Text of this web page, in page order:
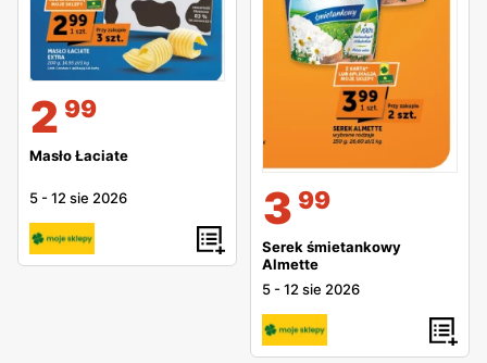
2 99
Masło Łaciate
5 -12 sie 2026 3 99
Serek śmietankowy
Almette
5 -12 sie 2026